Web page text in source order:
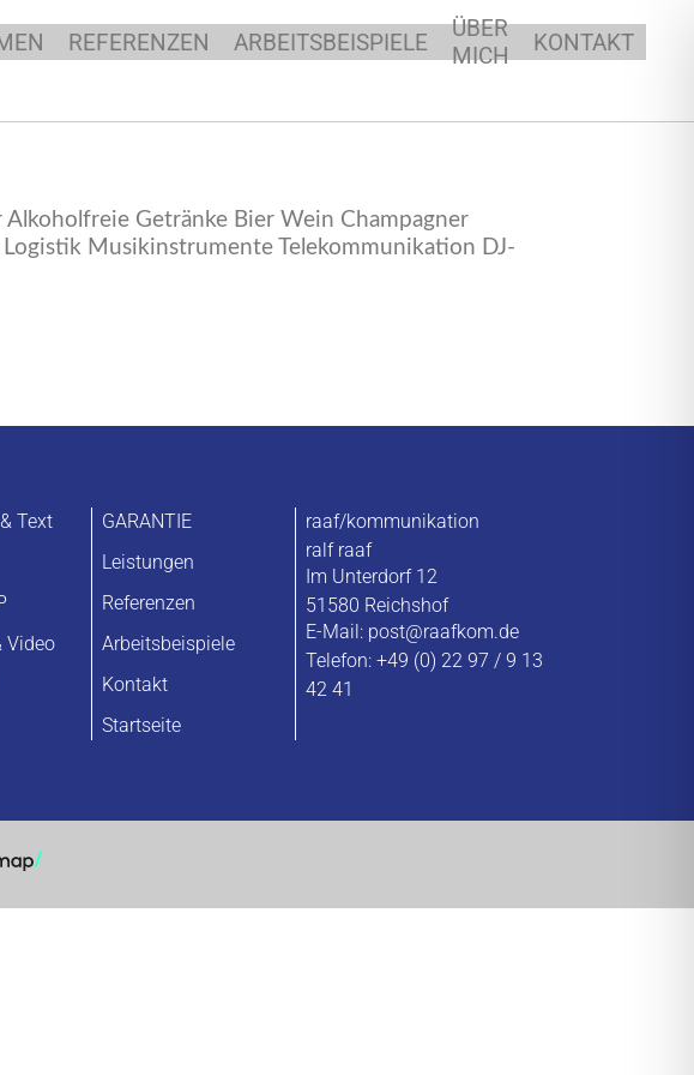
REFERENZEN ARBEITSBEISPIELE
ÜBER
MICH
KONTAKT
Getränke Bier Wein Champagner
Musikinstrumente Telekommunikation DJ-
Text
Video
GARANTIE
Leistungen
Referenzen
Arbeitsbeispiele
Kontakt
Startseite
raaf/kommunikation
ralf raaf
Im Unterdorf 12
51580 Reichshof
E-Mail: post@raafkom.de
Telefon: +49 (0) 22 97 / 9 13
42 41